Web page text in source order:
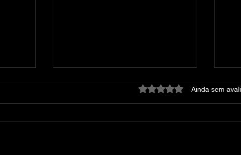
Avaliado com 0 de 5
Ainda sem